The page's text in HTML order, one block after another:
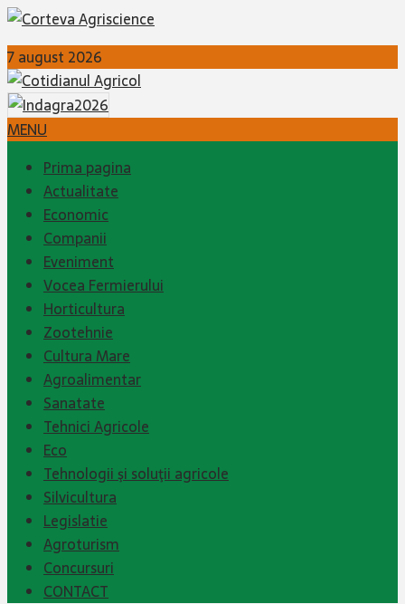
7 august 2026
MENU
Prima pagina
Actualitate
Economic
Companii
Eveniment
Vocea Fermierului
Horticultura
Zootehnie
Cultura Mare
Agroalimentar
Sanatate
Tehnici Agricole
Eco
Tehnologii şi soluţii agricole
Silvicultura
Legislatie
Agroturism
Concursuri
CONTACT